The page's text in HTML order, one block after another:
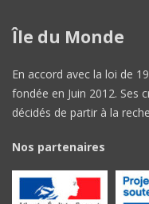
Île du Monde
En accord avec la loi de
fondée en Juin 2012. Ses
décidés de partir à la
Nos partenaires